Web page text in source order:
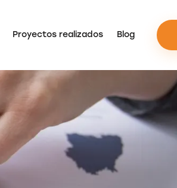
Proyectos realizados Blog